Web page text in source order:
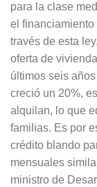
para la clase
el financiamiento
través de esta
oferta de
últimos seis
creció un 20%,
alquilan, lo que
familias. Es por
crédito blando
mensuales
ministro de